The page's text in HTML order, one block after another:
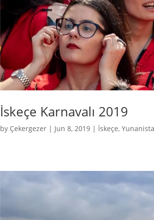
İskeçe Karnavalı 2019
by Çekergezer | Jun 8, 2019 | İskeçe,